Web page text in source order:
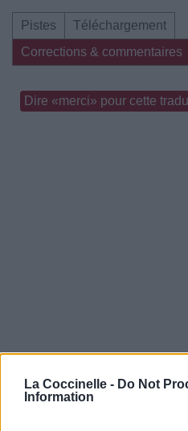
La Coccinelle - Do Not
Information
Pistes
Téléchargement
Corrections & commentaires
Dire «merci» pour cette